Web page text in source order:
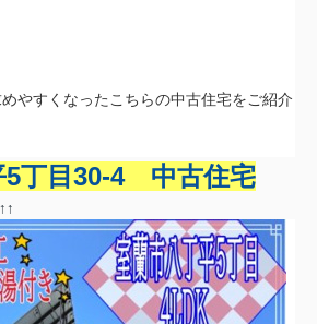
やすくなったこちらの中古住宅をご紹介
5丁目30-4 中古住宅